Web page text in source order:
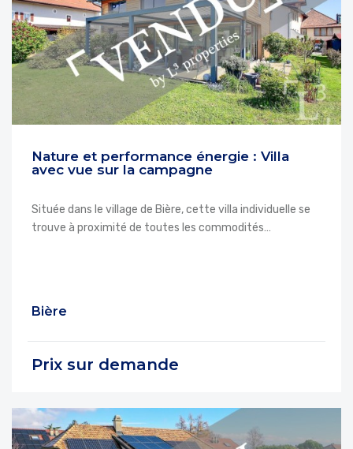
Nature et performance énergie : Villa
avec vue sur la campagne
Située dans le village de Bière, cette villa individuelle se
trouve à proximité de toutes les commodités…
Bière
Prix sur demande